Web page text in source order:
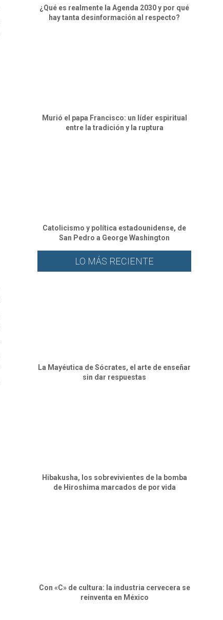
¿Qué es realmente la Agenda 2030 y por qué
hay tanta desinformación al respecto?
Murió el papa Francisco: un líder espiritual
entre la tradición y la ruptura
Catolicismo y política estadounidense, de
San Pedro a George Washington
LO MÁS RECIENTE
La Mayéutica de Sócrates, el arte de enseñar
sin dar respuestas
Hibakusha, los sobrevivientes de la bomba
de Hiroshima marcados de por vida
Con «C» de cultura: la industria cervecera se
reinventa en México